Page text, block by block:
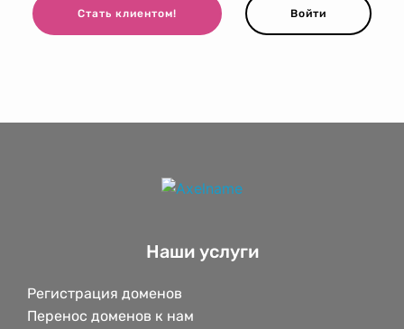
Стать клиентом! Войти
Наши услуги
Регистрация доменов
Перенос доменов к нам